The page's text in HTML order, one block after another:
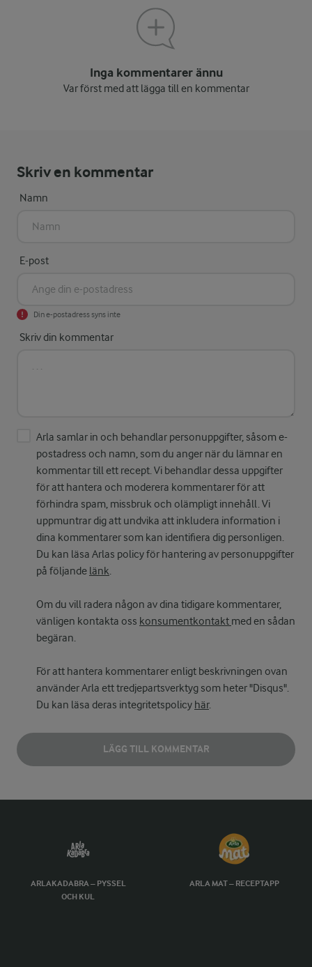
Inga kommentarer ännu
Var först med att lägga till en kommentar
Skriv en kommentar
Namn
E-post
Din e-postadress syns inte
Skriv din kommentar
Arla samlar in och behandlar personuppgifter, såsom e-
postadress och namn, som du anger när du lämnar en
kommentar till ett recept. Vi behandlar dessa uppgifter
för att hantera och moderera kommentarer för att
förhindra spam, missbruk och olämpligt innehåll. Vi
uppmuntrar dig att undvika att inkludera information i
dina kommentarer som kan identifiera dig personligen.
Du kan läsa Arlas policy för hantering av personuppgifter
på följande länk.
Om du vill radera någon av dina tidigare kommentarer,
vänligen kontakta oss konsumentkontakt med en sådan
begäran.
För att hantera kommentarer enligt beskrivningen ovan
använder Arla ett tredjepartsverktyg som heter "Disqus".
Du kan läsa deras integritetspolicy här.
LÄGG TILL KOMMENTAR
ARLAKADABRA – PYSSEL
OCH KUL
ARLA MAT – RECEPTAPP